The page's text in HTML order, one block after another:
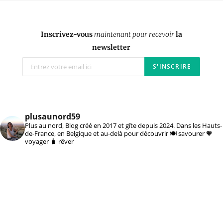
Inscrivez-vousmaintenant pour recevoirla
newsletter
plusaunord59
Plus au nord, Blog créé en 2017 et gîte depuis 2024. Dans les Hauts-
de-France, en Belgique et au-delà pour découvrir 🍽️ savourer 🧡
voyager 🧳 rêver